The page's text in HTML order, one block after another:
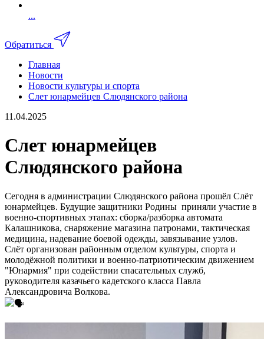
...
Обратиться
Главная
Новости
Новости культуры и спорта
Слет юнармейцев Слюдянского района
11.04.2025
Слет юнармейцев
Слюдянского района
Сегодня в администрации Слюдянского района прошёл Слёт
юнармейцев. Будущие защитники Родины приняли участие в
военно-спортивных этапах: сборка/разборка автомата
Калашникова, снаряжение магазина патронами, тактическая
медицина, надевание боевой одежды, завязывание узлов.
Слёт организован районным отделом культуры, спорта и
молодёжной политики и военно-патриотическим движением
"Юнармия" при содействии спасательных служб,
руководителя казачьего кадетского класса Павла
Александровича Волкова.